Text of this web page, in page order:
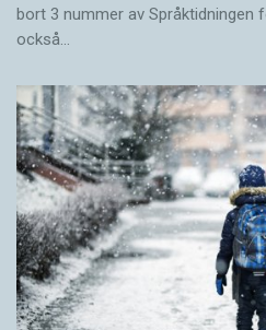
bort 3 nummer av Språktidningen
också…